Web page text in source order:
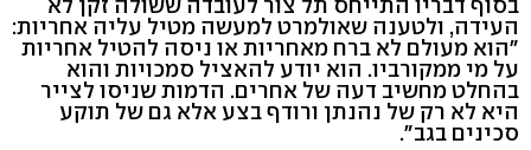
העידה, ולטענה שאולמרט למעשה מטיל עליה אחריות:
"הוא מעולם לא ברח מאחריות או ניסה להטיל אחריות
על מי ממקורביו. הוא יודע להאציל סמכויות והוא
בהחלט מחשיב דעה של אחרים. הדמות שניסו לצייר
היא לא רק של נהנתן ורודף בצע אלא גם של תוקע
סכינים בגב".